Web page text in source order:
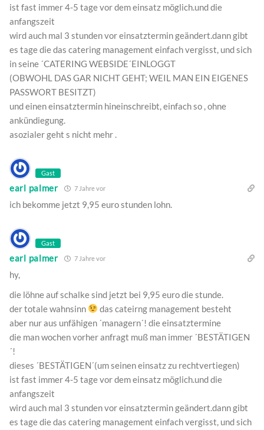
ist fast immer 4-5 tage vor dem einsatz möglich.und die
anfangszeit
wird auch mal 3 stunden vor einsatztermin geändert.dann gibt
es tage die das catering management einfach vergisst, und sich
in seine ´CATERING WEBSIDE´EINLOGGT
(OBWOHL DAS GAR NICHT GEHT; WEIL MAN EIN EIGENES
PASSWORT BESITZT)
und einen einsatztermin hineinschreibt, einfach so , ohne
ankündiegung.
asozialer geht s nicht mehr .
Gast
earl palmer 7 Jahre vor
ich bekomme jetzt 9,95 euro stunden lohn.
Gast
earl palmer 7 Jahre vor
hy,
die löhne auf schalke sind jetzt bei 9,95 euro die stunde.
der totale wahnsinn
das cateirng management besteht
aber nur aus unfähigen ´managern´! die einsatztermine
die man wochen vorher anfragt muß man immer ´BESTÄTIGEN
´!
dieses ´BESTÄTIGEN´(um seinen einsatz zu rechtvertiegen)
ist fast immer 4-5 tage vor dem einsatz möglich.und die
anfangszeit
wird auch mal 3 stunden vor einsatztermin geändert.dann gibt
es tage die das catering management einfach vergisst, und sich